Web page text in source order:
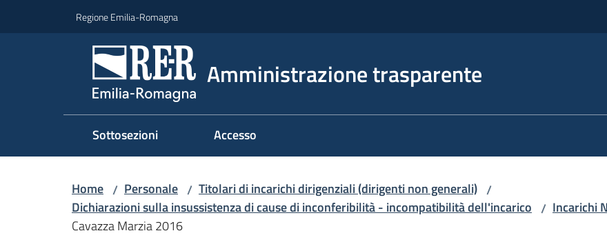
Regione Emilia-Romagna
Amministrazione trasparente
Sottosezioni Accesso
Home / Personale / Titolari di incarichi dirigenziali (dirigenti non generali) /
Dichiarazioni sulla insussistenza di cause di inconferibilità - incompatibilità dell'incarico / Incarichi
Cavazza Marzia 2016